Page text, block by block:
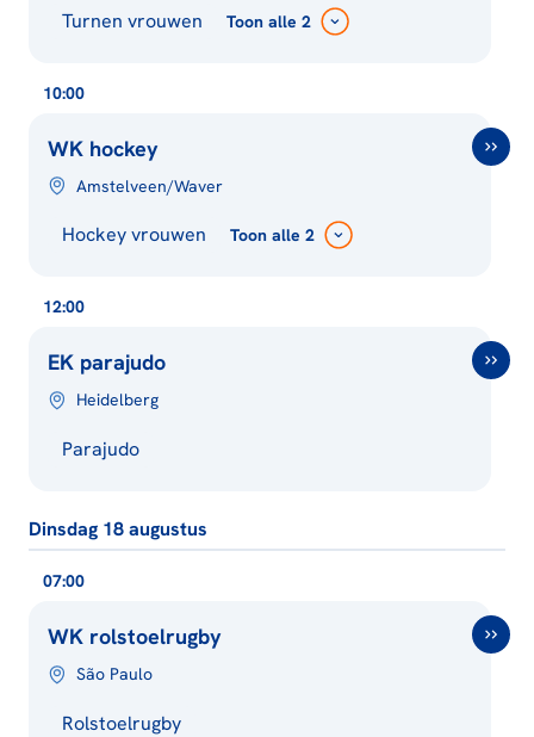
Turnen vrouwen Toon alle 2
10:00
WK hockey
Amstelveen/Waver
Hockey vrouwen Toon alle 2
12:00
EK parajudo
Heidelberg
Parajudo
Dinsdag 18 augustus
07:00
WK rolstoelrugby
São Paulo
Rolstoelrugby